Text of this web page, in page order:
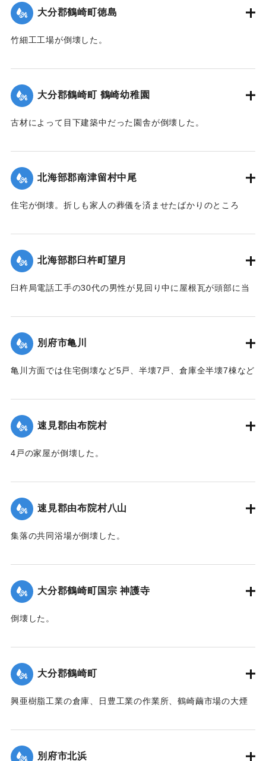
｜固有コード:00474066
大分郡鶴崎町徳島
竹細工工場が倒壊した。
｜固有コード:00474059
大分郡鶴崎町 鶴崎幼稚園
古材によって目下建築中だった園舎が倒壊した。
｜固有コード: 00474060
北海部郡南津留村中尾
住宅が倒壊。折しも家人の葬儀を済ませたばかりのところ
といずれも40代の親戚の男女2人が重傷、60代の祖母が軽傷
を負った。
【出典：大分合同新聞 1942年8月28日発行夕刊2面】
北海部郡臼杵町望月
臼杵局電話工手の30代の男性が見回り中に屋根瓦が頭部に当
｜固有コード:
別府市亀川
亀川方面では住宅倒壊など5戸、半壊7戸、倉庫全半壊7棟など
｜固有コード:
速見郡由布院村
4戸の家屋が倒壊した。
｜固有コード:00474055
速見郡由布院村八山
集落の共同浴場が倒壊した。
｜固有コード:00474056
大分郡鶴崎町国宗 神護寺
倒壊した。
｜固有コード:00474057
大分郡鶴崎町
興亜樹脂工業の倉庫、日豊工業の作業所、鶴崎繭市場の大煙
の損害などもあった。
【出典：大分合同新聞 1942年8月28日発行夕刊2面】
別府市北浜